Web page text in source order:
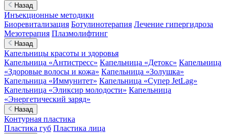
Назад
Инъекционные методики
Биоревитализация Ботулинотерапия Лечение гипергидроза
Мезотерапия Плазмолифтинг
Назад
Капельницы красоты и здоровья
Капельница «Антистресс» Капельница «Детокс» Капельница
«Здоровые волосы и кожа» Капельница «Золушка»
Капельница «Иммунитет» Капельница «Супер JetLag»
Капельница «Эликсир молодости» Капельница
«Энергетический заряд»
Назад
Контурная пластика
Пластика губ Пластика лица